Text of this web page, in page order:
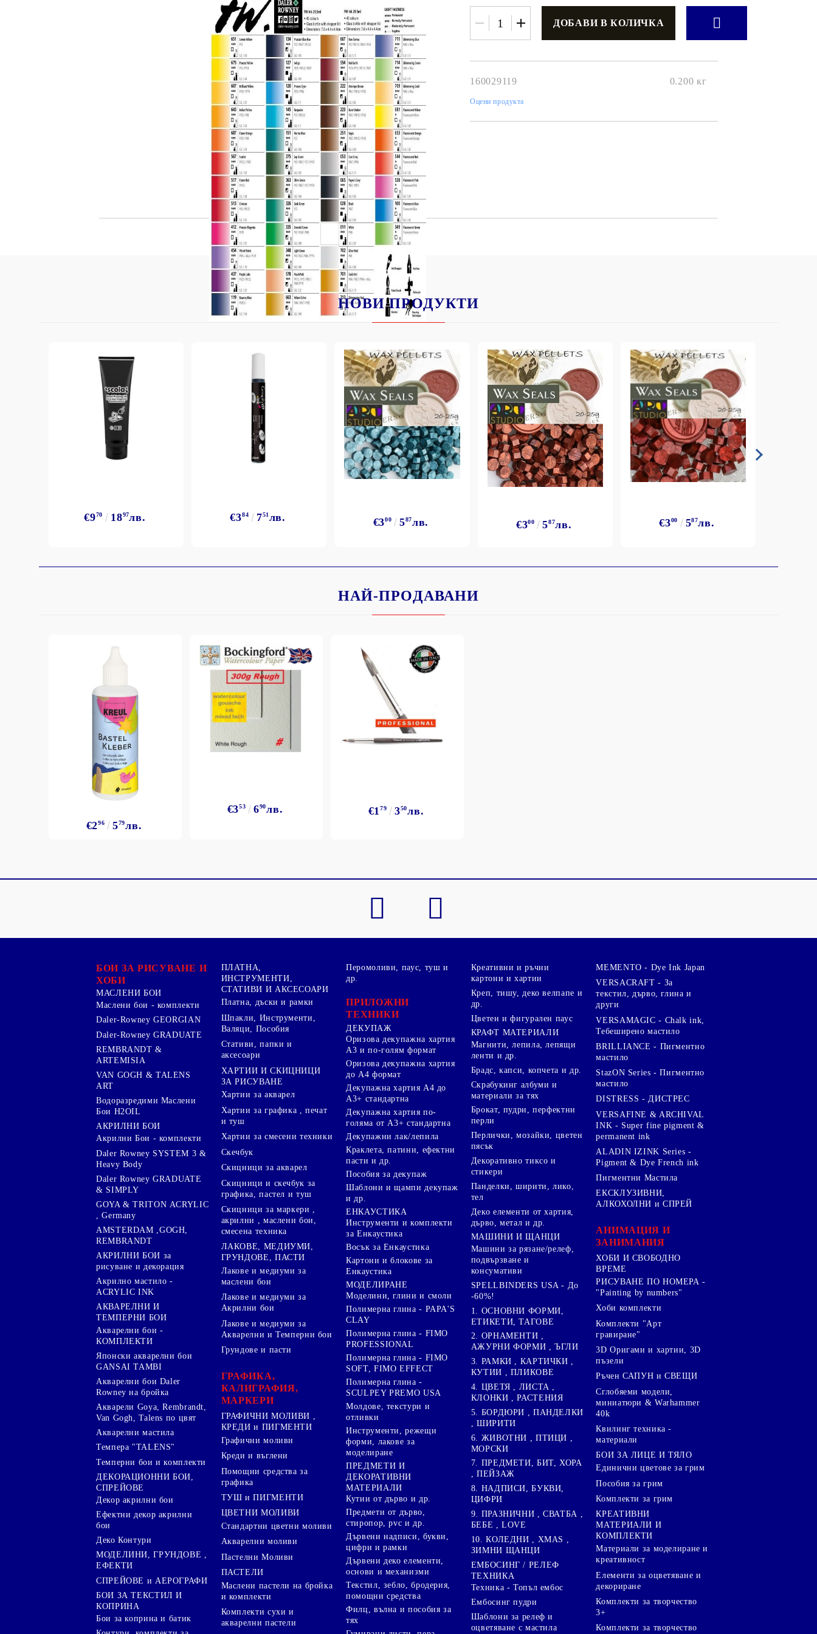
Моят профил
Регистрация
Комплекти и помощни материали за текстил
Гумирани листи, пера, шринк пластмаса и др.
Пигментни Мастила
ЕКСКЛУЗИВНИ, АЛКОХОЛНИ и
ДЕКОРАТИВНИ И ПЕЧАТИ ЗА
ВОСЪК
ГУМЕНИ ПЕЧАТИ
ПОЛИМЕРНИ ПЕЧАТИ И
АКСЕСОАРИ
ПЕЧАТИ ЗА ВОСЪК И ЦВЕТНИ
ВОСЪЦИ
ХАРТИИ, ЗАГОТОВКИ ЗА
КАРТИЧКИ, ПЛИКОВЕ
Пликове и комплекти заготовки за
картички
Перлени , Металик , Брокат картони и
Цветни и крафт картони / хартии
Креативни и ръчни картони и хартии
Tweet
160029119 0.200 кг
Оцени продукта
НОВИ ПРОДУКТИ
€970 1897лв. €384 751лв. €300 587лв. €300 587лв. €300 587лв.
НАЙ-ПРОДАВАНИ
€296 579лв.
€353 690лв. €179 350лв.
БОИ ЗА РИСУВАНЕ И
ХОБИ
МАСЛЕНИ БОИ
Маслени бои - комплекти
Daler-Rowney GEORGIAN
Daler-Rowney GRADUATE
REMBRANDT &
ARTEMISIA
VAN GOGH & TALENS
ART
Водоразредими Маслени
Бои H2OIL
АКРИЛНИ БОИ
Акрилни Бои - комплекти
Daler Rowney SYSTEM 3 &
Heavy Body
Daler Rowney GRADUATE
& SIMPLY
GOYA & TRITON АCRYLIC
, Germany
AMSTERDAM ,GOGH,
REMBRANDT
АКРИЛНИ БОИ за
рисуване и декорация
Акрилно мастило -
ACRYLIC INK
АКВАРЕЛНИ И
ТЕМПЕРНИ БОИ
Акварелни бои -
КОМПЛЕКТИ
Японски акварелни бои
GANSAI TAMBI
Акварелни бои Daler
Rowney на бройка
Акварели Goya, Rembrandt,
Van Gogh, Talens по цвят
Акварелни мастила
Темпера "TALENS"
Темперни бои и комплекти
ДЕКОРАЦИОННИ БОИ,
СПРЕЙОВЕ
Декор акрилни бои
Ефектни декор акрилни
бои
Деко Контури
МОДЕЛИНИ, ГРУНДОВЕ ,
ЕФЕКТИ
СПРЕЙОВЕ и АЕРОГРАФИ
БОИ ЗА ТЕКСТИЛ И
КОПРИНА
Бои за коприна и батик
ПЛАТНА,
ИНСТРУМЕНТИ,
СТАТИВИ И АКСЕСОАРИ
Платна, дъски и рамки
Шпакли, Инструменти,
Валяци, Пособия
Стативи, папки и
аксесоари
ХАРТИИ И СКИЦНИЦИ
ЗА РИСУВАНЕ
Хартии за акварел
Хартии за графика , печат
и туш
Хартии за смесени техники
Скечбук
Скицници за акварел
Скицници и скечбук за
графика, пастел и туш
Скицници за маркери ,
акрилни , маслени бои,
смесена техника
ЛАКОВЕ, МЕДИУМИ,
ГРУНДОВЕ, ПАСТИ
Лакове и медиуми за
маслени бои
Лакове и медиуми за
Акрилни бои
Лакове и медиуми за
Акварелни и Темперни бои
Грундове и пасти
ГРАФИКА,
КАЛИГРАФИЯ,
МАРКЕРИ
ГРАФИЧНИ МОЛИВИ ,
КРЕДИ и ПИГМЕНТИ
Графични моливи
Креди и въглени
Помощни средства за
графика
ТУШ и ПИГМЕНТИ
ЦВЕТНИ МОЛИВИ
Стандартни цветни моливи
Акварелни моливи
Пастелни Моливи
ПАСТЕЛИ
Маслени пастели на бройка
и комплекти
Комплекти сухи и
акварелни пастели
Перомоливи, паус, туш и
др.
ПРИЛОЖНИ
ТЕХНИКИ
ДЕКУПАЖ
Оризова декупажна хартия
А3 и по-голям формат
Оризова декупажна хартия
до А4 формат
Декупажна хартия А4 до
А3+ стандартна
Декупажна хартия по-
голяма от А3+ стандартна
Декупажни лак/лепила
Краклета, патини, ефектни
пасти и др.
Пособия за декупаж
Шаблони и щампи декупаж
и др.
ЕНКАУСТИКА
Инструменти и комплекти
за Енкаустика
Восък за Енкаустика
Картони и блокове за
Енкаустика
МОДЕЛИРАНЕ
Моделини, глини и смоли
Полимерна глина - PAPA'S
CLAY
Полимерна глина - FIMO
PROFESSIONAL
Полимерна глина - FIMO
SOFT, FIMO EFFECT
Полимерна глина -
SCULPEY PREMO USA
Молдове, текстури и
отливки
Инструменти, режещи
форми, лакове за
моделиране
ПРЕДМЕТИ И
ДЕКОРАТИВНИ
МАТЕРИАЛИ
Кутии от дърво и др.
Предмети от дърво,
стиропор, pvc и др.
Дървени надписи, букви,
цифри и рамки
Дървени деко елементи,
основи и механизми
Текстил, зебло, бродерия,
помощни средства
Филц, вълна и пособия за
тях
Креативни и ръчни
картони и хартии
Креп, тишу, деко велпапе и
др.
Цветен и фигурален паус
КРАФТ МАТЕРИАЛИ
Магнити, лепила, лепящи
ленти и др.
Брадс, капси, копчета и др.
Скрабукинг албуми и
материали за тях
Брокат, пудри, перфектни
перли
Перлички, мозайки, цветен
пясък
Декоративно тиксо и
стикери
Панделки, ширити, лико,
тел
Деко елементи от хартия,
дърво, метал и др.
МАШИНИ И ЩАНЦИ
Машини за рязане/релеф,
подвързване и
консумативи
SPELLBINDERS USA - До
-60%!
1. ОСНОВНИ ФОРМИ,
ЕТИКЕТИ, ТАГОВЕ
2. ОРНАМЕНТИ ,
АЖУРНИ ФОРМИ , ЪГЛИ
3. РАМКИ , КАРТИЧКИ ,
КУТИИ , ПЛИКОВЕ
4. ЦВЕТЯ , ЛИСТА ,
КЛОНКИ , РАСТЕНИЯ
5. БОРДЮРИ , ПАНДЕЛКИ
, ШИРИТИ
6. ЖИВОТНИ , ПТИЦИ ,
МОРСКИ
7. ПРЕДМЕТИ, БИТ, ХОРА
, ПЕЙЗАЖ
8. НАДПИСИ, БУКВИ,
ЦИФРИ
9. ПРАЗНИЧНИ , СВАТБА ,
БЕБЕ , LOVE
10. КОЛЕДНИ , XMAS ,
ЗИМНИ ЩАНЦИ
ЕМБОСИНГ / РЕЛЕФ
ТЕХНИКА
Техника - Топъл ембос
Ембосинг пудри
Шаблони за релеф и
оцветяване с мастила
MEMENTO - Dye Ink Japan
VERSACRAFT - За
текстил, дърво, глина и
други
VERSAMAGIC - Chalk ink,
Тебеширено мастило
BRILLIANCE - Пигментно
мастило
StazON Series - Пигментно
мастило
DISTRESS - ДИСТРЕС
VERSAFINE & ARCHIVAL
INK - Super fine pigment &
permanent ink
ALADIN IZINK Series -
Pigment & Dye French ink
Пигментни Мастила
ЕКСКЛУЗИВНИ,
АЛКОХОЛНИ и СПРЕЙ
АНИМАЦИЯ И
ЗАНИМАНИЯ
ХОБИ И СВОБОДНО
ВРЕМЕ
РИСУВАНЕ ПО НОМЕРА -
"Painting by numbers"
Хоби комплекти
Комплекти "Арт
гравиране"
3D Оригами и хартии, 3D
пъзели
Ръчен САПУН и СВЕЩИ
Сглобяеми модели,
миниатюри & Warhammer
40k
Квилинг техника -
материали
БОИ ЗА ЛИЦЕ И ТЯЛО
Единични цветове за грим
Пособия за грим
Комплекти за грим
КРЕАТИВНИ
МАТЕРИАЛИ И
КОМПЛЕКТИ
Mатериали за моделиране и
креативност
Елементи за оцветяване и
декориране
Комплекти за творчество
3+
Комплекти за творчество